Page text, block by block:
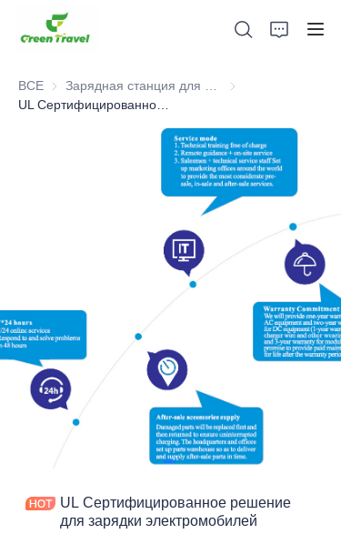
ВСЕ
Зарядная
UL Сертифицированное решение
для зарядки электромобилей
Новости и случаи сотрудничества
Производственные базы и процессы
Поддерживать